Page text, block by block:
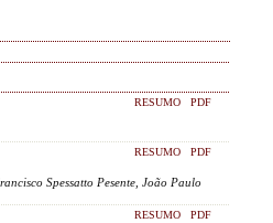
RESUMO PDF
RESUMO PDF
Spessatto Pesente, João Paulo
RESUMO PDF